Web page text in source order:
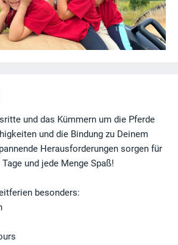
und das Kümmern um die Pferde
und die Bindung zu Deinem
Herausforderungen sorgen für
und jede Menge Spaß!
besonders: